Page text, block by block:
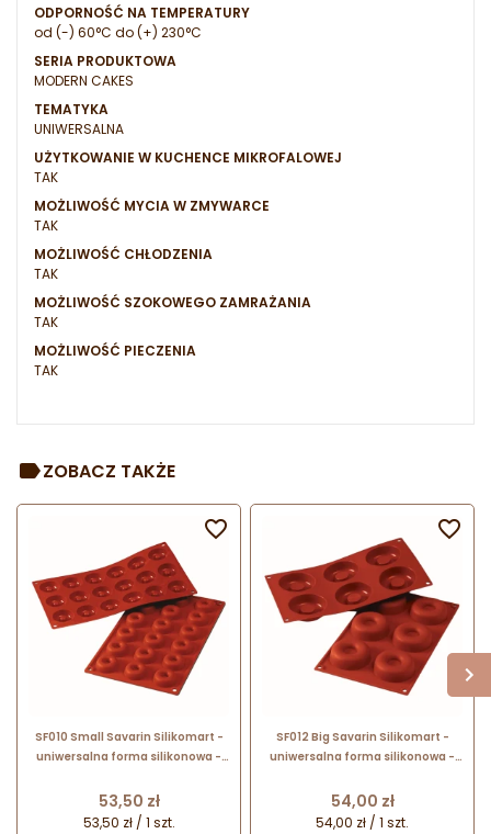
ODPORNOŚĆ NA TEMPERATURY
od (-) 60°C do (+) 230°C
SERIA PRODUKTOWA
MODERN CAKES
TEMATYKA
UNIWERSALNA
UŻYTKOWANIE W KUCHENCE MIKROFALOWEJ
TAK
MOŻLIWOŚĆ MYCIA W ZMYWARCE
TAK
MOŻLIWOŚĆ CHŁODZENIA
TAK
MOŻLIWOŚĆ SZOKOWEGO ZAMRAŻANIA
TAK
MOŻLIWOŚĆ PIECZENIA
TAK
ZOBACZ TAKŻE
SF010 Small Savarin Silikomart -
uniwersalna forma silikonowa -
porcji
Cena
53,50 zł
53,50 zł / 1 szt.

SF012 Big Savarin Silikomart -
uniwersalna forma silikonowa -
porcji
Cena
54,00 zł
54,00 zł / 1 szt.
